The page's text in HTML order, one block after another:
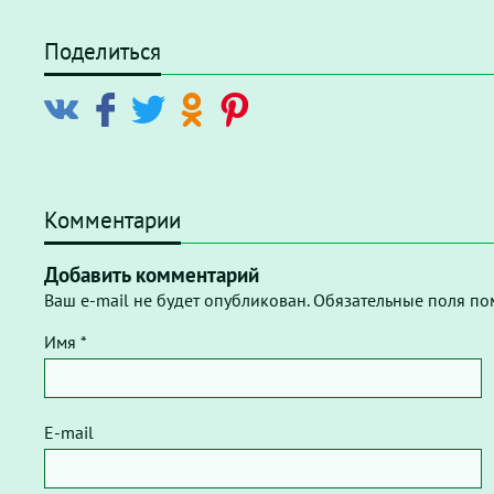
Поделиться
Комментарии
Добавить комментарий
Ваш e-mail не будет опубликован. Обязательные поля
Имя *
E-mail